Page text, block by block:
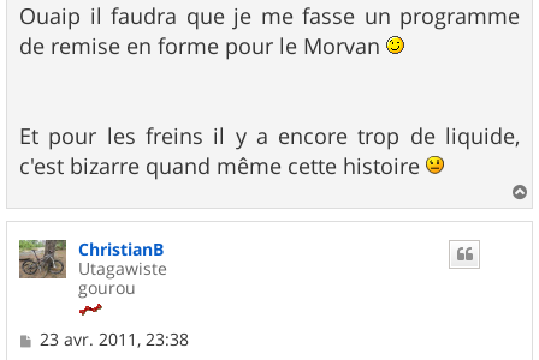
Ouaip il faudra que je me fasse un programme
de remise en forme pour le Morvan
Et pour les freins il y a encore trop de liquide,
c'est bizarre quand même cette histoire
a
ChristianB
Utagawiste
gourou
M
23 avr. 2011, 23:38